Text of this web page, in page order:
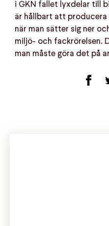
i GKN fallet lyxdelar till
är hållbart att producera
när man sätter sig ner
miljö- och fackrörelsen.
man måste göra det på